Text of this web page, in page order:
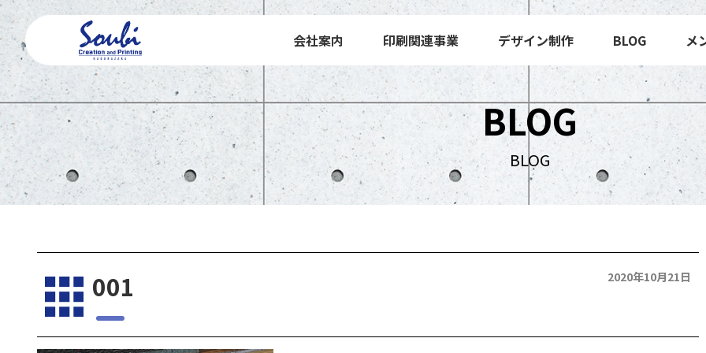
会社案内 印刷関連事業 デザイン制作 BLOG メ
BLOG
BLOG
001 2020年10月21日